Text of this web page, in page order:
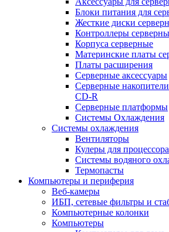
Блоки питания для
Жесткие диски
Контроллеры
Корпуса серверные
Материнские платы
Платы расширения
Серверные аксессуары
Серверные
CD-R
Серверные платформы
Системы Охлаждения
Системы охлаждения
Вентиляторы
Кулеры для процессора
Системы водяного
Термопасты
Компьютеры и периферия
Веб-камеры
ИБП, сетевые фильтры и
Компьютерные колонки
Компьютеры